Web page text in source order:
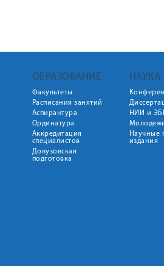
ОБРАЗОВАНИЕ
Факультеты
Расписания занятий
Аспирантура
Ординатура
Аккредитация
специалистов
Довузовская
подготовка
НАУКА
НИИ и
Научные
издания